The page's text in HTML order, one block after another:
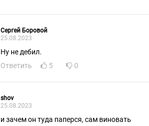
Сергей Боровой
25.08.2023
Ну не дебил.
Ответить
5 0
shov
25.08.2023
и зачем он туда паперся, сам виновать